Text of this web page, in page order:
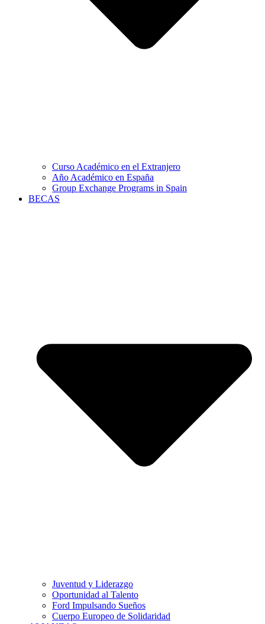
Curso Académico en el Extranjero
Año Académico en España
Group Exchange Programs in Spain
BECAS
Juventud y Liderazgo
Oportunidad al Talento
Ford Impulsando Sueños
Cuerpo Europeo de Solidaridad